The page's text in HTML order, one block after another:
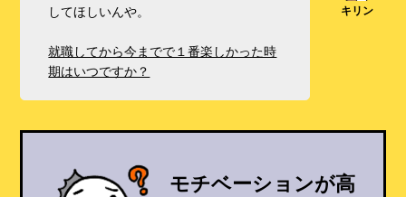
してほしいんや。
就職してから今までで１番楽しかった時
期はいつですか？
モチベーションが高